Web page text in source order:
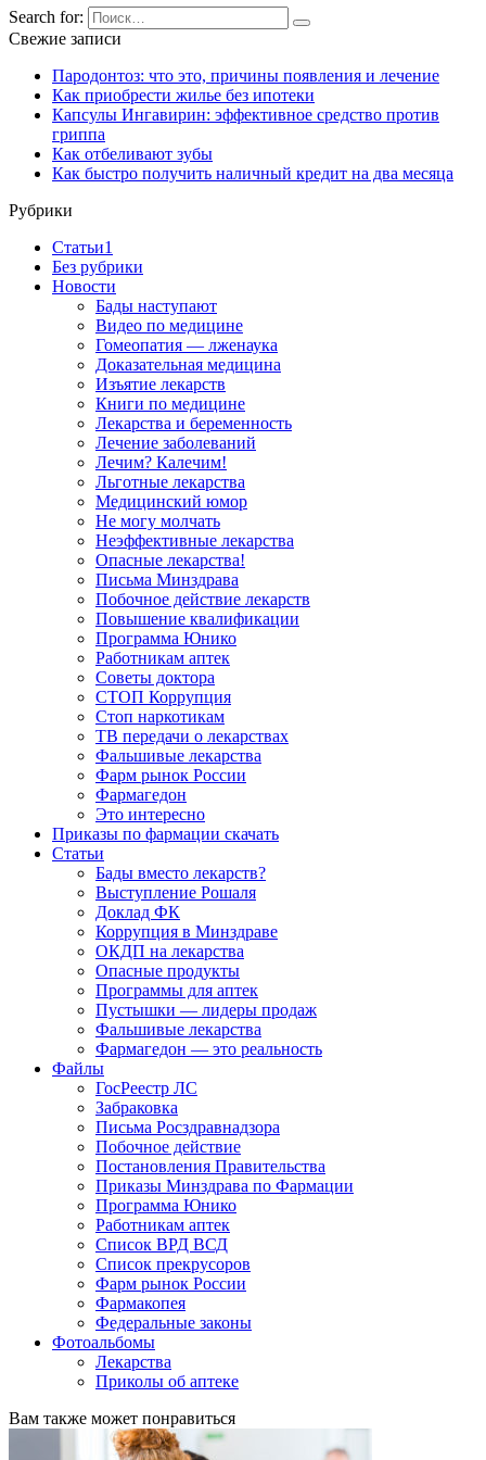
Search for:
Свежие записи
Пародонтоз: что это, причины появления и лечение
Как приобрести жилье без ипотеки
Капсулы Ингавирин: эффективное средство против
гриппа
Как отбеливают зубы
Как быстро получить наличный кредит на два месяца
Рубрики
Cтатьи1
Без рубрики
Новости
Бады наступают
Видео по медицине
Гомеопатия — лженаука
Доказательная медицина
Изъятие лекарств
Книги по медицине
Лекарства и беременность
Лечение заболеваний
Лечим? Калечим!
Льготные лекарства
Медицинский юмор
Не могу молчать
Неэффективные лекарства
Опасные лекарства!
Письма Минздрава
Побочное действие лекарств
Повышение квалификации
Программа Юнико
Работникам аптек
Советы доктора
СТОП Коррупция
Стоп наркотикам
ТВ передачи о лекарствах
Фальшивые лекарства
Фарм рынок России
Фармагедон
Это интересно
Приказы по фармации скачать
Статьи
Бады вместо лекарств?
Выступление Рошаля
Доклад ФК
Коррупция в Минздраве
ОКДП на лекарства
Опасные продукты
Программы для аптек
Пустышки — лидеры продаж
Фальшивые лекарства
Фармагедон — это реальность
Файлы
ГосРеестр ЛС
Забраковка
Письма Росздравнадзора
Побочное действие
Постановления Правительства
Приказы Минздрава по Фармации
Программа Юнико
Работникам аптек
Список ВРД ВСД
Список прекрусоров
Фарм рынок России
Фармакопея
Федеральные законы
Фотоальбомы
Лекарства
Приколы об аптеке
Вам также может понравиться